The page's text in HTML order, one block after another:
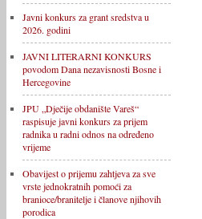
Javni konkurs za grant sredstva u
2026. godini
JAVNI LITERARNI KONKURS
povodom Dana nezavisnosti Bosne i
Hercegovine
JPU „Dječije obdanište Vareš“
raspisuje javni konkurs za prijem
radnika u radni odnos na određeno
vrijeme
Obavijest o prijemu zahtjeva za sve
vrste jednokratnih pomoći za
branioce/branitelje i članove njihovih
porodica